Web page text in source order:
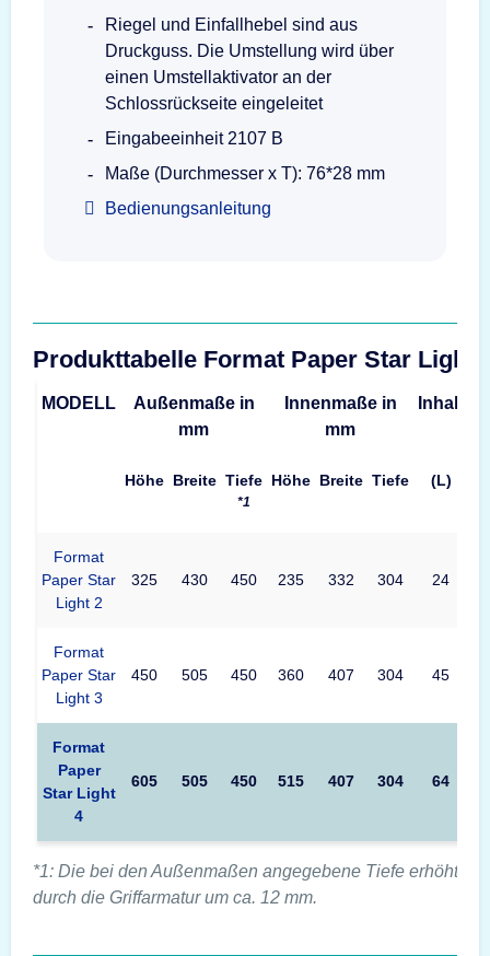
Riegel und Einfallhebel sind aus
Druckguss. Die Umstellung wird über
einen Umstellaktivator an der
Schlossrückseite eingeleitet
Eingabeeinheit 2107 B
Maße (Durchmesser x T): 76*28 mm
Bedienungsanleitung
Produkttabelle Format Paper Star Light
MODELL
Außenmaße in
mm
Innenmaße in
mm
Inhalt
Höhe Breite Tiefe
*1
Höhe Breite Tiefe (L)
Format
Paper Star
Light 2
325 430 450 235 332 304 24
Format
Paper Star
Light 3
450 505 450 360 407 304 45
Format
Paper
Star Light
4
605 505 450 515 407 304 64
*1: Die bei den Außenmaßen angegebene Tiefe erhöht
durch die Griffarmatur um ca. 12 mm.